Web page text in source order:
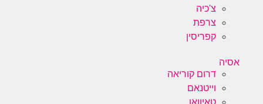
צ'כיה
צרפת
קפריסין
אסיה
דרום קוריאה
וייטנאם
טאיוואן